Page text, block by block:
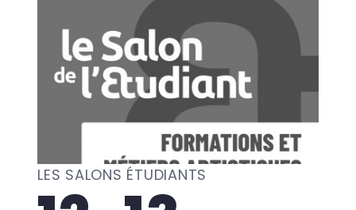
LES SALONS ÉTUDIANTS